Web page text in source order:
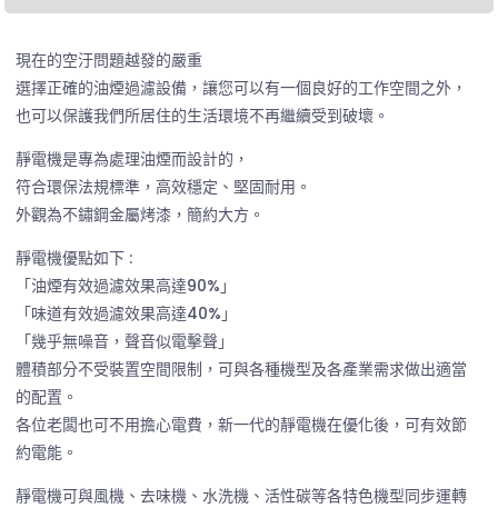
現在的空汙問題越發的嚴重
選擇正確的油煙過濾設備，讓您可以有一個良好的工作空間之外，
也可以保護我們所居住的生活環境不再繼續受到破壞。
靜電機是專為處理油煙而設計的，
符合環保法規標準，高效穩定、堅固耐用。
外觀為不鏽鋼金屬烤漆，簡約大方。
靜電機優點如下 :
「油煙有效過濾效果高達90%」
「味道有效過濾效果高達40%」
「幾乎無噪音，聲音似電擊聲」
體積部分不受裝置空間限制，可與各種機型及各產業需求做出適當
的配置。
各位老闆也可不用擔心電費，新一代的靜電機在優化後，可有效節
約電能。
靜電機可與風機、去味機、水洗機、活性碳等各特色機型同步運轉